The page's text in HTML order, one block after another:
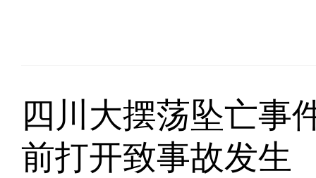
四川大摆荡坠亡事
前打开致事故发生